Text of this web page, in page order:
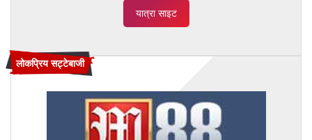
यात्रा साइट
लोकप्रिय सट्टेबाजी